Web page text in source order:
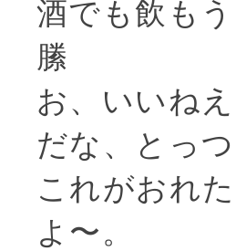
酒でも飲も
縢
お、いいね
だな、とっつ
これがおれ
よ〜。